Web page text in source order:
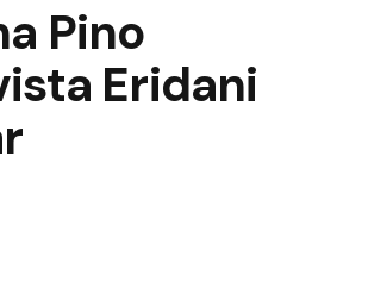
Pino
Eridani